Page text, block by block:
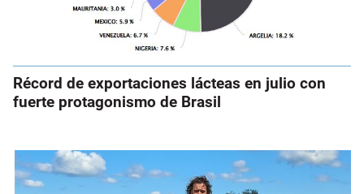
Récord de exportaciones lácteas en julio con
fuerte protagonismo de Brasil